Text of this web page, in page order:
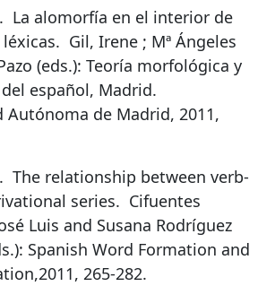
La alomorfía en el interior de
. Gil, Irene ; Mª Ángeles
(eds.): Teoría morfológica y
español, Madrid.
Autónoma de Madrid, 2011,
The relationship between verb-
series. Cifuentes
Luis and Susana Rodríguez
Spanish Word Formation and
265-282.